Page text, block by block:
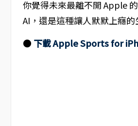
你覺得未來最離不開 Apple
AI，還是這種讓人默默上癮的
● 下載 Apple Sports for